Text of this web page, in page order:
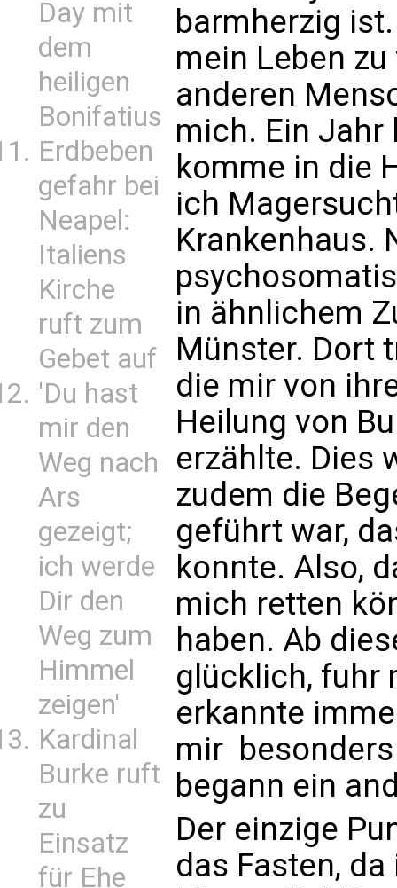
Day mit
dem
heiligen
Bonifatius
Erdbeben
gefahr bei
Neapel:
Italiens
Kirche
ruft zum
Gebet auf
'Du hast
mir den
Weg nach
Ars
gezeigt;
ich werde
Dir den
Weg zum
Himmel
zeigen'
Kardinal
Burke ruft
zu
Einsatz
für Ehe
barmherzig
mein Leben
anderen
mich. Ein Jahr
komme in die
ich
Krankenhaus.
in ähnlichem
Münster. Dort
die mir von
Heilung von
erzählte. Dies
zudem die
geführt war,
konnte. Also,
mich retten
haben. Ab
glücklich, fuhr
erkannte
mir 
begann ein
Der einzige
das Fasten,